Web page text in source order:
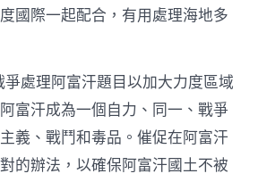
國際一起配合，有用處理海地多
處理阿富汗題目以加大力度區域
富汗成為一個自力、同一、戰爭
義、戰鬥和毒品。催促在阿富汗
的辦法，以確保阿富汗國土不被